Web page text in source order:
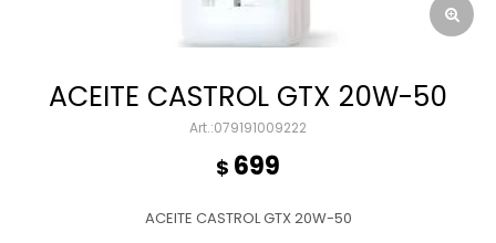
ACEITE CASTROL GTX 20W-50
079191009222
$ 699
ACEITE CASTROL GTX 20W-50